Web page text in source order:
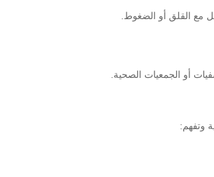
مع القلق أو الضغوط.
أو الجمعيات الصحية.
وتفهم: